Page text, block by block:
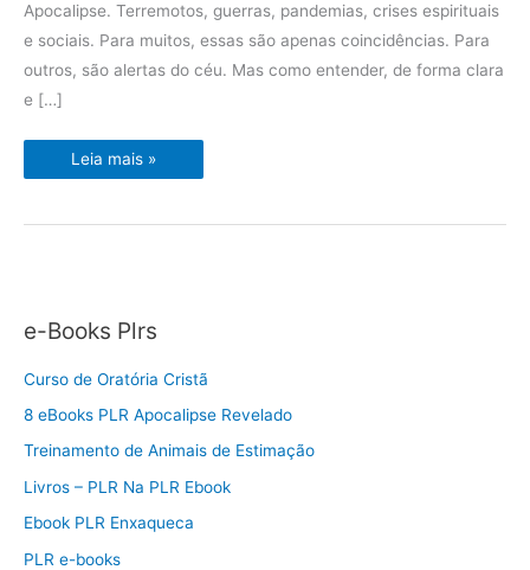
Apocalipse. Terremotos, guerras, pandemias, crises espirituais
e sociais. Para muitos, essas são apenas coincidências. Para
outros, são alertas do céu. Mas como entender, de forma clara
e […]
8Leia mais »
e-Books Plrs
Curso de Oratória Cristã
8 eBooks PLR Apocalipse Revelado
Treinamento de Animais de Estimação
Livros – PLR Na PLR Ebook
Ebook PLR Enxaqueca
PLR e-books